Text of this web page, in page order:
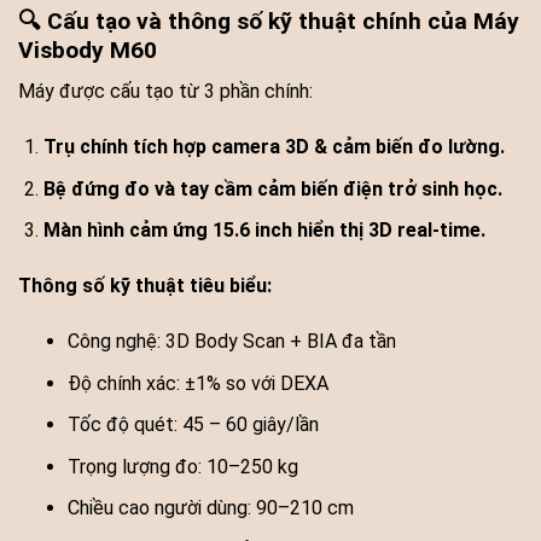
🔍 Cấu tạo và thông số kỹ thuật chính của Máy
Visbody M60
Máy được cấu tạo từ 3 phần chính:
Trụ chính tích hợp camera 3D & cảm biến đo lường.
Bệ đứng đo và tay cầm cảm biến điện trở sinh học.
Màn hình cảm ứng 15.6 inch hiển thị 3D real-time.
Thông số kỹ thuật tiêu biểu:
Công nghệ: 3D Body Scan + BIA đa tần
Độ chính xác: ±1% so với DEXA
Tốc độ quét: 45 – 60 giây/lần
Trọng lượng đo: 10–250 kg
Chiều cao người dùng: 90–210 cm